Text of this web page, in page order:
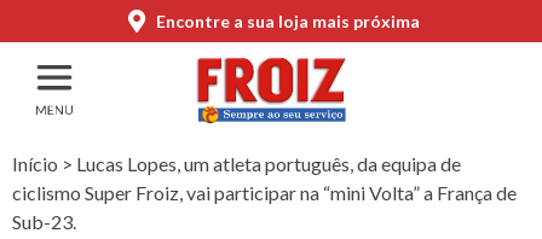
Encontre a sua loja mais próxima
Início > Lucas Lopes, um atleta português, da equipa de
ciclismo Super Froiz, vai participar na “mini Volta” a França de
Sub-23.